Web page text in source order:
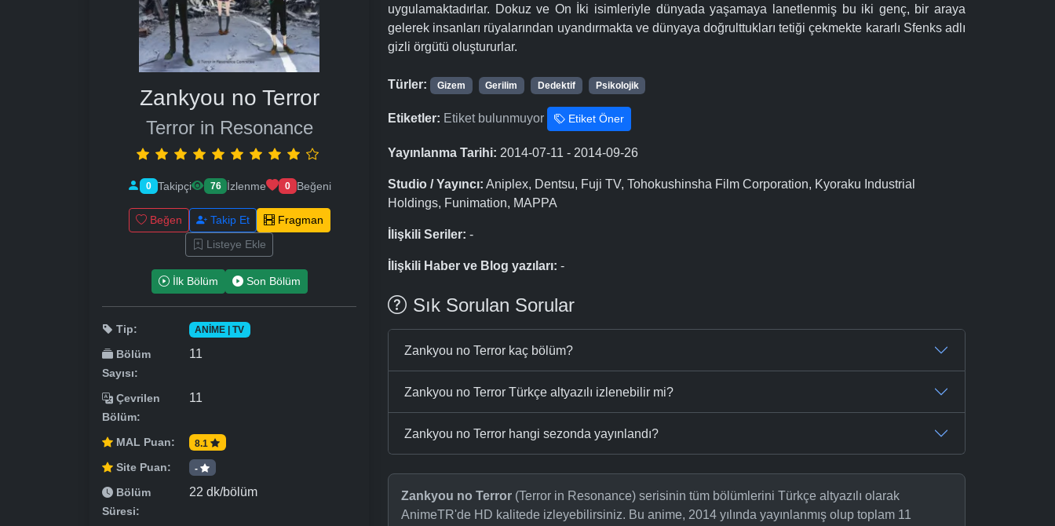
Zankyou no Terror
Terror in Resonance
0 Takipçi 76 İzlenme 0 Beğeni
Beğen Takip Et
Fragman
Listeye Ekle
İlk Bölüm Son Bölüm
Tip: ANIME | TV
Bölüm
Sayısı:
11
Çevrilen
Bölüm:
11
MAL Puan: 8.1
Site Puan: -
Bölüm
Süresi:
22 dk/bölüm
uygulamaktadırlar. Dokuz ve On İki isimleriyle dünyada yaşamaya lanetlenmiş bu iki genç, bir araya
gelerek insanları rüyalarından uyandırmakta ve dünyaya doğrulttukları tetiği çekmekte kararlı Sfenks adlı
gizli örgütü oluştururlar.
Türler: Gizem Gerilim Dedektif Psikolojik
Etiketler: Etiket bulunmuyor Etiket Öner
Yayınlanma Tarihi: 2014-07-11 - 2014-09-26
Studio / Yayıncı: Aniplex, Dentsu, Fuji TV, Tohokushinsha Film Corporation, Kyoraku Industrial
Holdings, Funimation, MAPPA
İlişkili Seriler: -
İlişkili Haber ve Blog yazıları: -
Sık Sorulan Sorular
Zankyou no Terror kaç bölüm?
Zankyou no Terror Türkçe altyazılı izlenebilir mi?
Zankyou no Terror hangi sezonda yayınlandı?
Zankyou no Terror (Terror in Resonance) serisinin tüm bölümlerini Türkçe altyazılı olarak
AnimeTR'de HD kalitede izleyebilirsiniz. Bu anime, 2014 yılında yayınlanmış olup toplam 11